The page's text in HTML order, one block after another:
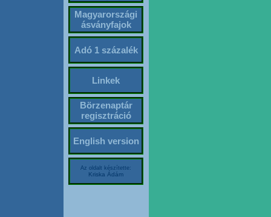
Magyarországi
ásványfajok
Adó 1 százalék
Linkek
Börzenaptár
regisztráció
English version
Az oldalt készítette:
Kriska Ádám